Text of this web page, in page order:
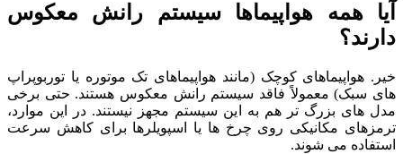
آیا همه هواپیماها سیستم رانش معکوس
دارند؟
خیر. هواپیماهای کوچک (مانند هواپیماهای تک موتوره یا توربوپراپ‌
های سبک) معمولاً فاقد سیستم رانش معکوس هستند. حتی برخی
مدل‌ های بزرگ‌ تر هم به این سیستم مجهز نیستند. در این موارد،
ترمزهای مکانیکی روی چرخ‌ ها یا اسپویلرها برای کاهش سرعت
استفاده می‌ شوند.